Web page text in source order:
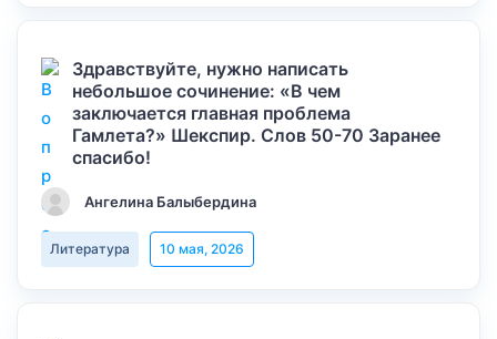
Здравствуйте, нужно написать
небольшое сочинение: «В чем
заключается главная проблема
Гамлета?» Шекспир. Слов 50-70 Заранее
спасибо!
Ангелина Балыбердина
Литература 10 мая, 2026